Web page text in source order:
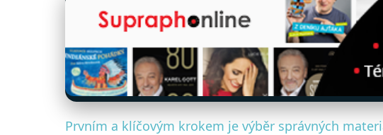
Prvním a klíčovým krokem je výběr správných